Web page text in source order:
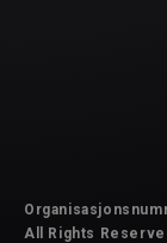
All Rights